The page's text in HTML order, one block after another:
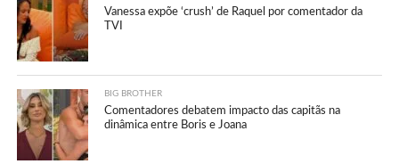
Vanessa expõe ‘crush’ de Raquel por comentador da
TVI
BIG BROTHER
Comentadores debatem impacto das capitãs na
dinâmica entre Boris e Joana